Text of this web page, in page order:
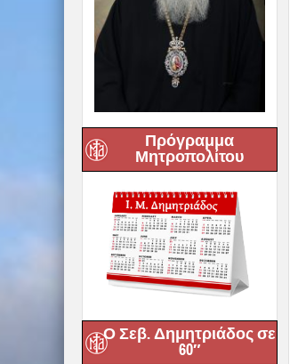
Πρόγραμμα
Μητροπολίτου
Ο Σεβ. Δημητριάδος σε
60″